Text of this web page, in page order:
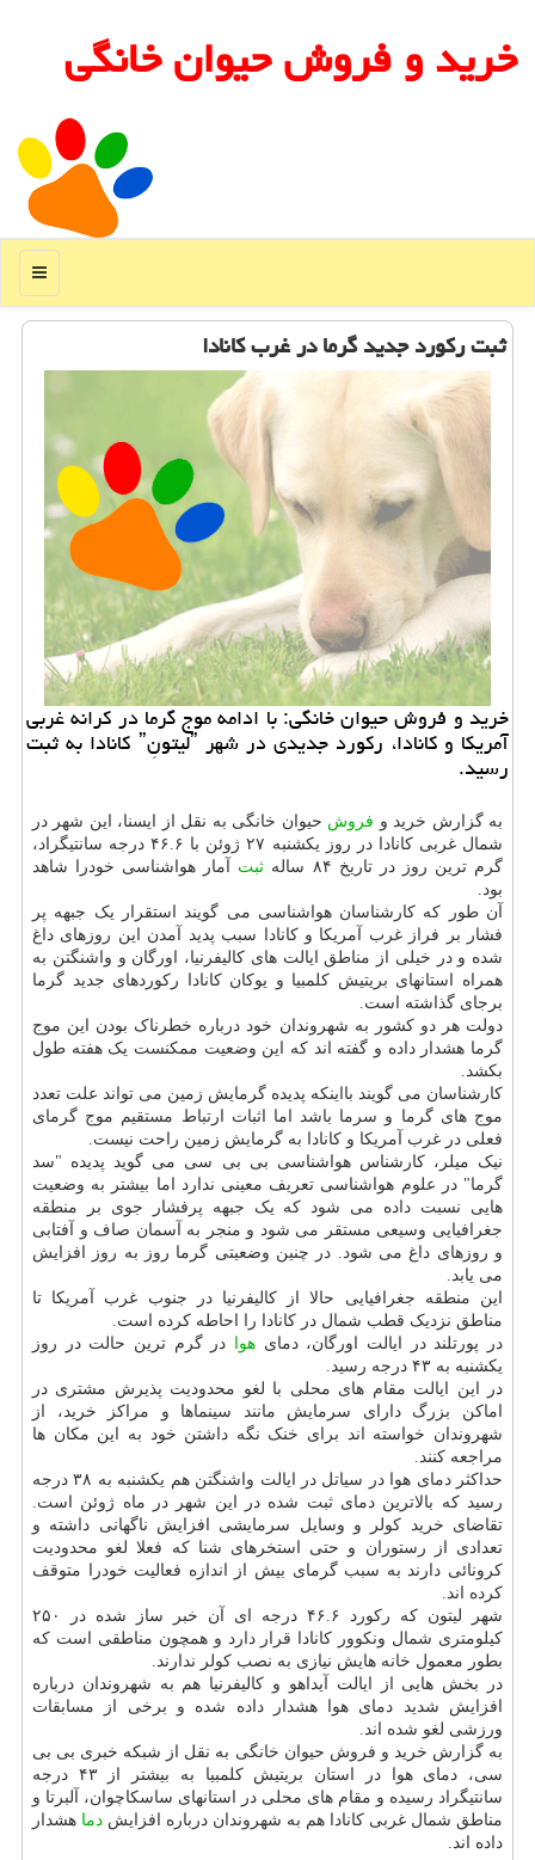
خرید و فروش حیوان خانگی
منو
ثبت ركورد جدید گرما در غرب كانادا
خرید و فروش حیوان خانگی: با ادامه موج گرما در کرانه غربی
آمریکا و کانادا، رکورد جدیدی در شهر ˮلیتونِˮ کانادا به ثبت
رسید.
به گزارش خرید و فروش حیوان خانگی به نقل از ایسنا، این شهر در
شمال غربی کانادا در روز یکشنبه ۲۷ ژوئن با ۴۶.۶ درجه سانتیگراد،
گرم ترین روز در تاریخ ۸۴ ساله
ثبت آمار هواشناسی خودرا شاهد
بود.
آن طور که کارشناسان هواشناسی می گویند استقرار یک جبهه پر
فشار بر فراز غرب آمریکا و کانادا سبب پدید آمدن این روزهای داغ
شده و در خیلی از مناطق ایالت های کالیفرنیا، اورگان و واشنگتن به
همراه استانهای بریتیش کلمبیا و یوکان کانادا رکوردهای جدید گرما
برجای گذاشته است.
دولت هر دو کشور به شهروندان خود درباره خطرناک بودن این موج
گرما هشدار داده و گفته اند که این وضعیت ممکنست یک هفته طول
بکشد.
کارشناسان می گویند بااینکه پدیده گرمایش زمین می تواند علت تعدد
موج های گرما و سرما باشد اما اثبات ارتباط مستقیم موج گرمای
فعلی در غرب آمریکا و کانادا به گرمایش زمین راحت نیست.
نیک میلر، کارشناس هواشناسی بی بی سی می گوید پدیده "سد
گرما" در علوم هواشناسی تعریف معینی ندارد اما بیشتر به وضعیت
هایی نسبت داده می شود که یک جبهه پرفشار جوی بر منطقه
جغرافیایی وسیعی مستقر می شود و منجر به آسمان صاف و آفتابی
و روزهای داغ می شود. در چنین وضعیتی گرما روز به روز افزایش
می یابد.
این منطقه جغرافیایی حالا از کالیفرنیا در جنوب غرب آمریکا تا
مناطق نزدیک قطب شمال در کانادا را احاطه کرده است.
در پورتلند در ایالت اورگان، دمای هوا در گرم ترین حالت در روز
یکشنبه به ۴۳ درجه رسید.
در این ایالت مقام های محلی با لغو محدودیت پذیرش مشتری در
اماکن بزرگ دارای سرمایش مانند سینماها و مراکز خرید، از
شهروندان خواسته اند برای خنک نگه داشتن خود به این مکان ها
مراجعه کنند.
حداکثر دمای هوا در سیاتل در ایالت واشنگتن هم یکشنبه به ۳۸ درجه
رسید که بالاترین دمای ثبت شده در این شهر در ماه ژوئن است.
تقاضای خرید کولر و وسایل سرمایشی افزایش ناگهانی داشته و
تعدادی از رستوران و حتی استخرهای شنا که فعلا لغو محدودیت
کرونائی دارند به سبب گرمای بیش از اندازه فعالیت خودرا متوقف
کرده اند.
شهر لیتون که رکورد ۴۶.۶ درجه ای آن خبر ساز شده در ۲۵۰
کیلومتری شمال ونکوور کانادا قرار دارد و همچون مناطقی است که
بطور معمول خانه هایش نیازی به نصب کولر ندارند.
در بخش هایی از ایالت آیداهو و کالیفرنیا هم به شهروندان درباره
افزایش شدید دمای هوا هشدار داده شده و برخی از مسابقات
ورزشی لغو شده اند.
به گزارش خرید و فروش حیوان خانگی به نقل از شبکه خبری بی بی
سی، دمای هوا در استان بریتیش کلمبیا به بیشتر از ۴۳ درجه
سانتیگراد رسیده و مقام های محلی در استانهای ساسکاچوان، آلبرتا و
مناطق شمال غربی کانادا هم به شهروندان درباره افزایش دما هشدار
داده اند.